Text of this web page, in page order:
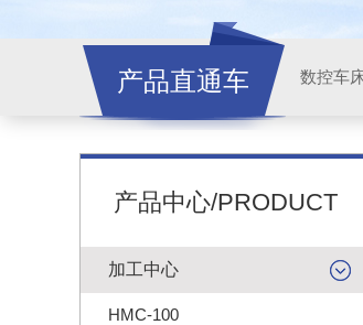
产品直通车
产品中心/PRODUCT
加工中心
HMC-100